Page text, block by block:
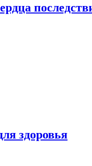
здоровья